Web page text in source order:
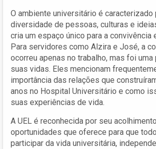
O ambiente universitário é caracterizado
diversidade de pessoas, culturas e
cria um espaço único para a convivência
Para servidores como Alzira e José, a
ocorreu apenas no trabalho, mas foi
suas vidas. Eles mencionam
importância das relações que
anos no Hospital Universitário e como
suas experiências de vida.
A UEL é reconhecida por seu
oportunidades que oferece para que
participar da vida universitária,